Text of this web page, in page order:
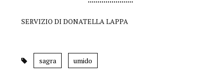
SERVIZIO DI DONATELLA LAPPA
sagra umido